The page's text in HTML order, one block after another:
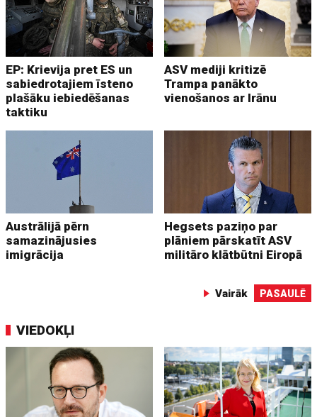
EP: Krievija pret ES un
sabiedrotajiem īsteno
plašāku iebiedēšanas
taktiku
ASV mediji kritizē
Trampa panākto
vienošanos ar Irānu
Austrālijā pērn
samazinājusies
imigrācija
Hegsets paziņo par
plāniem pārskatīt ASV
militāro klātbūtni Eiropā
Vairāk PASAULĒ
VIEDOKĻI